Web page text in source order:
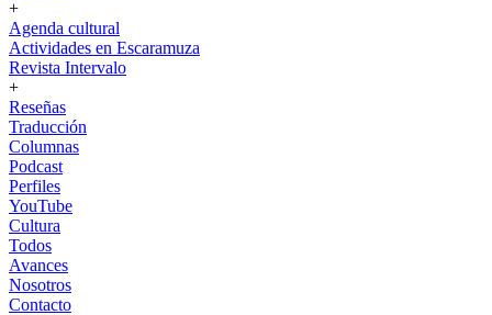
+
Agenda cultural
Actividades en Escaramuza
Revista Intervalo
+
Reseñas
Traducción
Columnas
Podcast
Perfiles
YouTube
Cultura
Todos
Avances
Nosotros
Contacto